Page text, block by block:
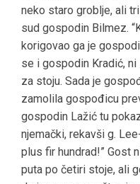
neko staro groblje, ali
sud gospodin Bilmez.
korigovao ga je
se i gospodin Kradić,
za stoju. Sada je
zamolila gospođicu
gospodin Lažić tu
njemački, rekavši g.
plus fir hundrad!” Gost
puta po četiri stoje, ali